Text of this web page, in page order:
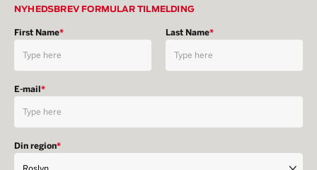
NYHEDSBREV FORMULAR TILMELDING
First Name* Last Name*
E-mail*
Din region*